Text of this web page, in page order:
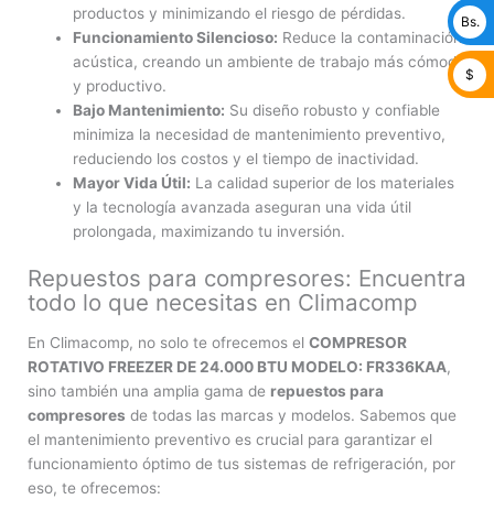
productos y minimizando el riesgo de pérdidas.
Funcionamiento Silencioso: Reduce la contaminación
acústica, creando un ambiente de trabajo más cómodo
y productivo.
Bajo Mantenimiento: Su diseño robusto y confiable
minimiza la necesidad de mantenimiento preventivo,
reduciendo los costos y el tiempo de inactividad.
Mayor Vida Útil: La calidad superior de los materiales
y la tecnología avanzada aseguran una vida útil
prolongada, maximizando tu inversión.
Repuestos para compresores: Encuentra
todo lo que necesitas en Climacomp
En Climacomp, no solo te ofrecemos el COMPRESOR
ROTATIVO FREEZER DE 24.000 BTU MODELO: FR336KAA,
sino también una amplia gama de repuestos para
compresores de todas las marcas y modelos. Sabemos que
el mantenimiento preventivo es crucial para garantizar el
funcionamiento óptimo de tus sistemas de refrigeración, por
eso, te ofrecemos:
Bs.
$